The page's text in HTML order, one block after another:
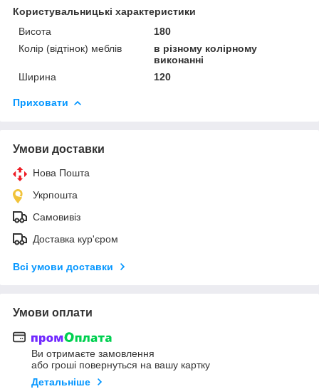
Користувальницькі характеристики
Висота
180
Колір (відтінок) меблів
в різному колірному
виконанні
Ширина
120
Приховати
Умови доставки
Нова Пошта
Укрпошта
Самовивіз
Доставка кур'єром
Всі умови доставки
Умови оплати
Ви отримаєте замовлення
або гроші повернуться на вашу картку
Детальніше